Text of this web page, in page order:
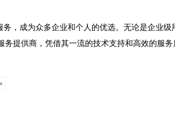
，成为众多企业和个人的优选。无论是企业
提供商，凭借其一流的技术支持和高效的服务